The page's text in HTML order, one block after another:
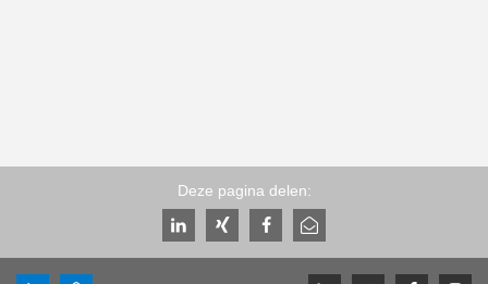
Deze pagina delen: